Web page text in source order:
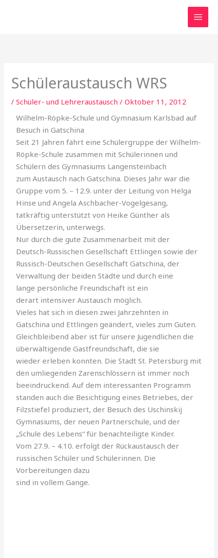
Schüleraustausch WRS
/Schüler- und Lehreraustausch /Oktober 11, 2012
Wilhelm-Röpke-Schule und Gymnasium Karlsbad auf
Besuch in Gatschina
Seit 21 Jahren fährt eine Schülergruppe der Wilhelm-
Röpke-Schule zusammen mit Schülerinnen und
Schülern des Gymnasiums Langensteinbach
zum Austausch nach Gatschina. Dieses Jahr war die
Gruppe vom 5. – 12.9. unter der Leitung von Helga
Hinse und Angela Aschbacher-Vogelgesang,
tatkräftig unterstützt von Heike Günther als
Übersetzerin, unterwegs.
Nur durch die gute Zusammenarbeit mit der
Deutsch-Russischen Gesellschaft Ettlingen sowie der
Russisch-Deutschen Gesellschaft Gatschina, der
Verwaltung der beiden Städte und durch eine
lange persönliche Freundschaft ist ein
derart intensiver Austausch möglich.
Vieles hat sich in diesen zwei Jahrzehnten in
Gatschina und Ettlingen geändert, vieles zum Guten.
Gleichbleibend aber ist für unsere Jugendlichen die
überwältigende Gastfreundschaft, die sie
wieder erleben konnten. Die Stadt St. Petersburg mit
den umliegenden Zarenschlössern ist immer noch
beeindruckend. Auf dem interessanten Programm
standen auch die Besichtigung eines Betriebes, der
Filzstiefel produziert, der Besuch des Uschinskij
Gymnasiums, der neuen Partnerschule, und der
„Schule des Lebens“ für benachteiligte Kinder.
Vom 27.9. – 4.10. erfolgt der Rückaustausch der
russischen Schüler und Schülerinnen. Die
Vorbereitungen dazu
sind in vollem Gange.